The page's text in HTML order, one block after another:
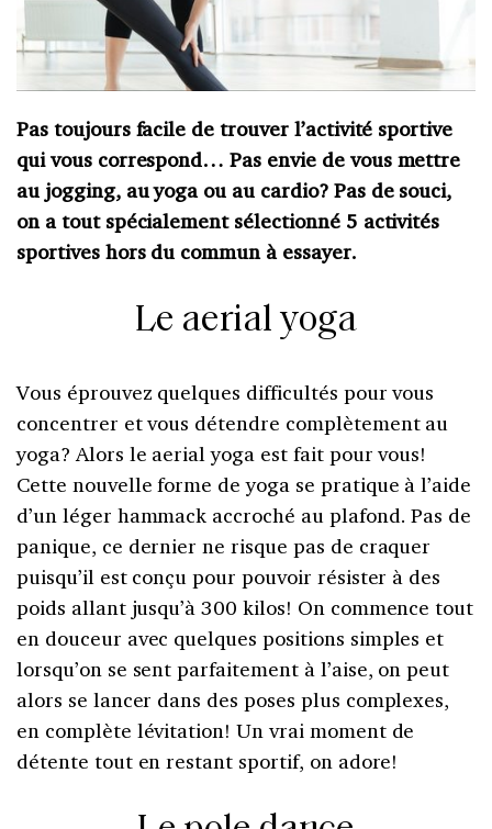
Pas toujours facile de trouver l’activité sportive
qui vous correspond… Pas envie de vous mettre
au jogging, au yoga ou au cardio? Pas de souci,
on a tout spécialement sélectionné 5 activités
sportives hors du commun à essayer.
Le aerial yoga
Vous éprouvez quelques difficultés pour vous
concentrer et vous détendre complètement au
yoga? Alors le aerial yoga est fait pour vous!
Cette nouvelle forme de yoga se pratique à l’aide
d’un léger hammack accroché au plafond. Pas de
panique, ce dernier ne risque pas de craquer
puisqu’il est conçu pour pouvoir résister à des
poids allant jusqu’à 300 kilos! On commence tout
en douceur avec quelques positions simples et
lorsqu’on se sent parfaitement à l’aise, on peut
alors se lancer dans des poses plus complexes,
en complète lévitation! Un vrai moment de
détente tout en restant sportif, on adore!